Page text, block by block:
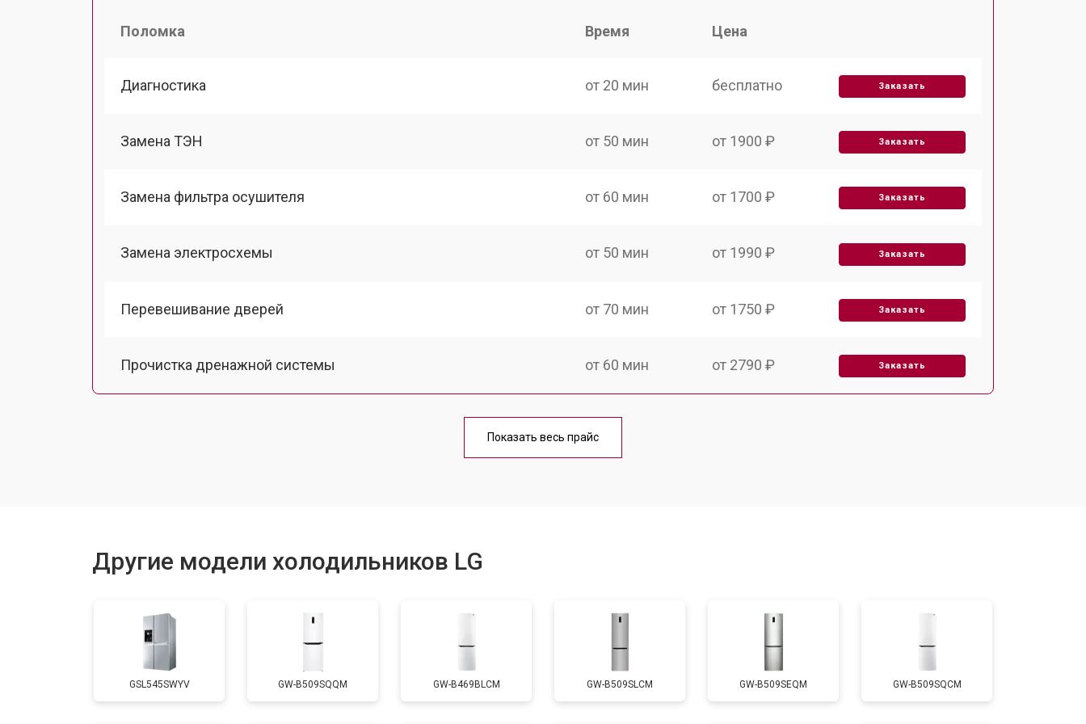
Поломка Время Цена
Диагностика от 20 мин бесплатно Заказать
Замена ТЭН от 50 мин от 1900 ₽ Заказать
Замена фильтра осушителя от 60 мин от 1700 ₽ Заказать
Замена электросхемы от 50 мин от 1990 ₽ Заказать
Перевешивание дверей от 70 мин от 1750 ₽ Заказать
Прочистка дренажной системы от 60 мин от 2790 ₽ Заказать
от 60 мин
Замена таймера от 70 мин от 1810 ₽ Заказать
Замена платы управления (мат.платы, мейн платы) от 50 мин от 1700 ₽ Заказать
Показать весь прайс
Другие модели холодильников LG
GSL545SWYV GW-B509SQQM GW-B469BLCM GW-B509SLCM GW-B509SEQM GW-B509SQCM